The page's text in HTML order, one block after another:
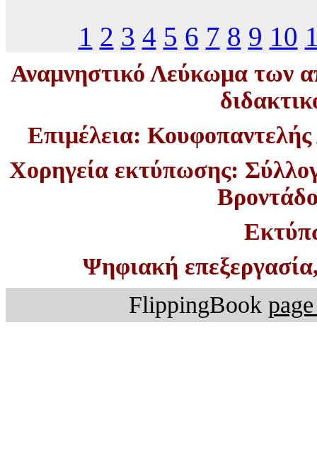
1 2 3 4 5 6 7 8 9 10
Αναμνηστικό Λεύκωμα των
Επιμέλεια:
Χορηγεία εκτύπωσης:
Ψηφιακή
FlippingBook